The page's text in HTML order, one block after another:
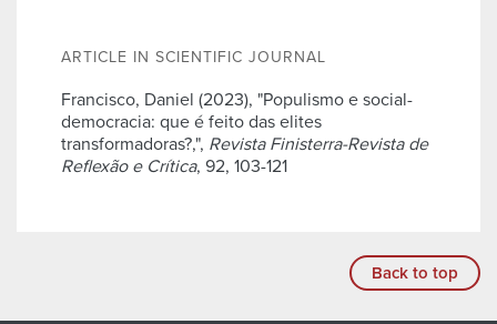
ARTICLE IN SCIENTIFIC JOURNAL
Francisco, Daniel (2023), "Populismo e social-
democracia: que é feito das elites
transformadoras?,", Revista Finisterra-Revista de
Reflexão e Crítica, 92, 103-121
Back to top